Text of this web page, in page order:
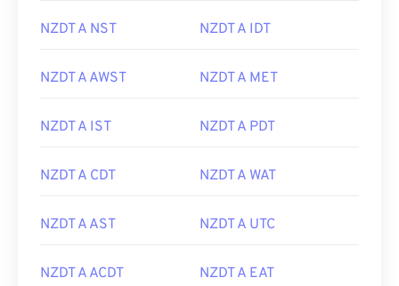
NZDT A NST NZDT A IDT
NZDT A AWST NZDT A MET
NZDT A IST NZDT A PDT
NZDT A CDT NZDT A WAT
NZDT A AST NZDT A UTC
NZDT A ACDT NZDT A EAT